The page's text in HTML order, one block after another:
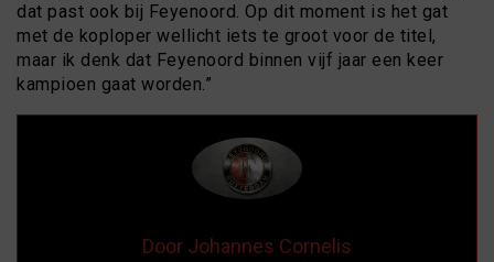
dat past ook bij Feyenoord. Op dit moment is het gat
met de koploper wellicht iets te groot voor de titel,
maar ik denk dat Feyenoord binnen vijf jaar een keer
kampioen gaat worden.”
Door Johannes Cornelis